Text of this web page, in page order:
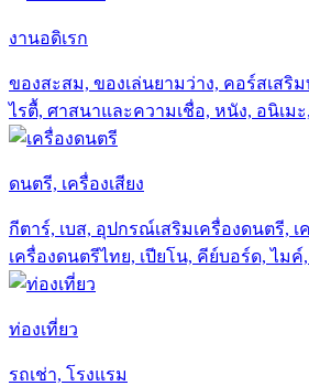
งานอดิเรก
ของสะสม, ของเล่นยามว่าง, คอร์สเสริ
ไรตื้, ศาสนาและความเชื่อ, หนัง, อนิเม
ดนตรี, เครื่องเสียง
กีตาร์, เบส, อุปกรณ์เสริมเครื่องดนตรี,
เครื่องดนตรีไทย, เปียโน, คีย์บอร์ด, ไม
ท่องเที่ยว
รถเช่า, โรงแรม